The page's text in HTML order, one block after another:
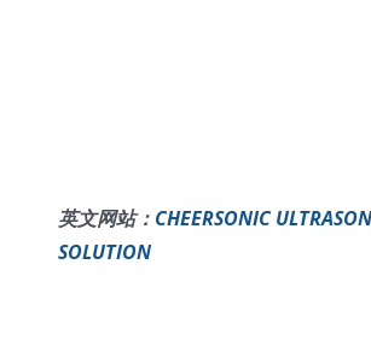
英文网站： CHEERSONIC
SOLUTION